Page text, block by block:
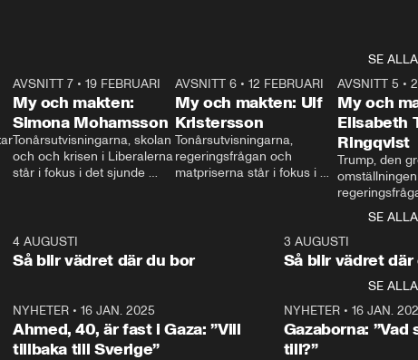
SE ALLA
24:30
AVSNITT 7• 19 FEBRUARI
My och makten:
Simona Mohamsson
Tonårsutvisningarna, skolan
och och krisen i Liberalerna
står i fokus i det sjunde
kommentator My
Rohwedder ställer
utbildnings- och
Mohamsson till svars.
27:30
AVSNITT 6 •12 FEBRUARI
My och makten: Ulf
Kristersson
Tonårsutvisningarna,
regeringsfrågan och
matpriserna står i fokus i
Rohwedder ställer
statsminister Ulf Kristersson
AVSNITT 5 •
My och
Elisabeth
Ringqvist
Trump, den
centrum i
avsnittet av
Makten”. Se
Aftonbladets
Rohwedder
Thand Ring
SE ALLA
4 AUGUSTI
Så blir vädret där du bor
3 AUGUSTI
Så blir vädret där
SE ALLA
NYHETER• 16 JAN. 2025
Ahmed, 40, är fast i Gaza: ”Vill
tillbaka till Sverige”
NYHETER• 16 JAN.
Gazaborna:
till?”